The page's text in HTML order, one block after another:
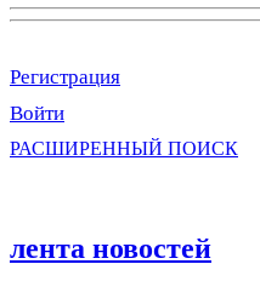
Регистрация
Войти
РАСШИРЕННЫЙ ПОИСК
лента новостей